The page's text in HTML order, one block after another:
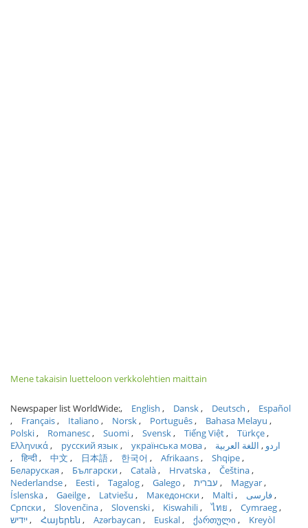
Mene takaisin luetteloon verkkolehtien maittain
Newspaper list WorldWide: English Dansk Deutsch
Español
Français
Italiano Norsk Português
Bahasa Melayu
Polski
Romanesc Suomi Svensk Tiếng Việt
Türkçe
Ελληνικά
русский язык українська мова اردو
اللغة العربية
हिन्दी
中文 日本語 한국어 Afrikaans
Shqipe
Беларуская
Български Català Hrvatska
Čeština
Nederlandse
Eesti Tagalog Galego עברית
Magyar
Íslenska
Gaeilge Latviešu Македонски Malti
فارسی
Српски
Slovenčina Slovenski Kiswahili ไทย
Cymraeg
ייִדיש
Հայերեն Azərbaycan Euskal ქართული
Kreyòl